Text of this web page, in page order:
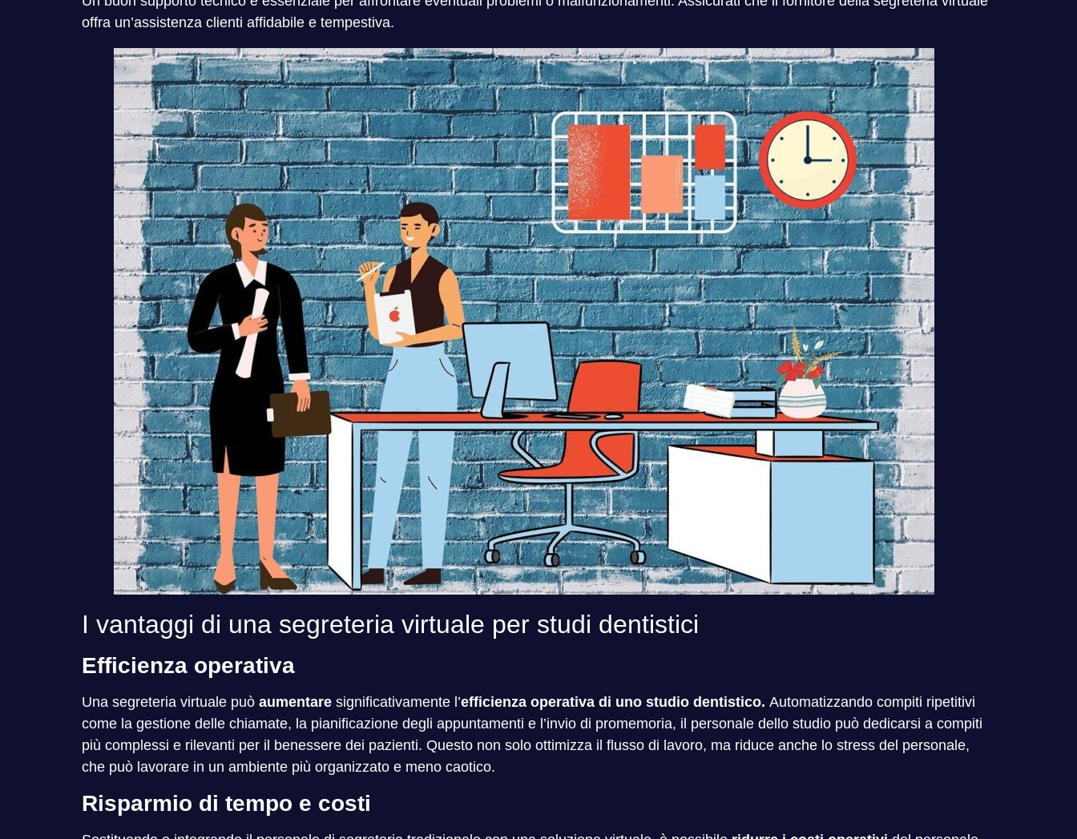
offra un’assistenza clienti affidabile e tempestiva.
I vantaggi di una segreteria virtuale per studi dentistici
Efficienza operativa
Una segreteria virtuale può aumentare significativamente l’efficienza operativa di uno studio dentistico. Automatizzando compiti ripetitivi
come la gestione delle chiamate, la pianificazione degli appuntamenti e l’invio di promemoria, il personale dello studio può dedicarsi a compiti
più complessi e rilevanti per il benessere dei pazienti. Questo non solo ottimizza il flusso di lavoro, ma riduce anche lo stress del personale,
che può lavorare in un ambiente più organizzato e meno caotico.
Risparmio di tempo e costi